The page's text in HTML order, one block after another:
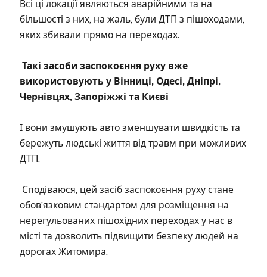
Всі ці локації являються аварійними та на
більшості з них, на жаль, були ДТП з пішоходами,
яких збивали прямо на переходах.
Такі засоби заспокоєння руху вже
використовують у Вінниці, Одесі, Дніпрі,
Чернівцях, Запоріжжі та Києві
І вони змушують авто зменшувати швидкість та
бережуть людські життя від травм при можливих
ДТП.
Сподіваюся, цей засіб заспокоєння руху стане
обовʼязковим стандартом для розміщення на
нерегульованих пішохідних переходах у нас в
місті та дозволить підвищити безпеку людей на
дорогах Житомира.